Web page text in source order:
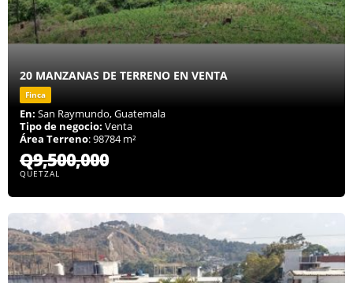
20 MANZANAS DE TERRENO EN VENTA
Finca
En: San Raymundo, Guatemala
Tipo de negocio: Venta
Área Terreno: 98784 m²
Q9,500,000
QUETZAL